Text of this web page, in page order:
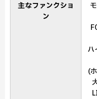
主なファンクショ
ン
ハ
(